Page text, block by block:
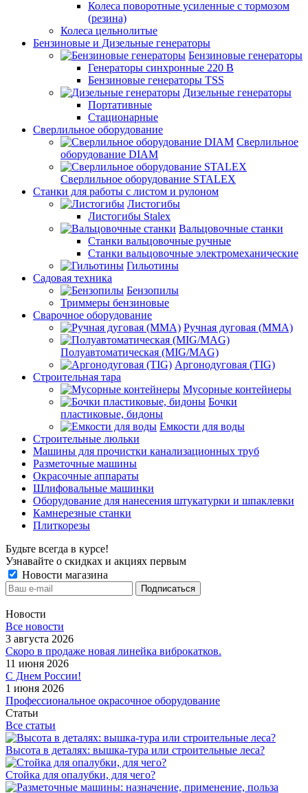
Колеса поворотные усиленные с тормозом
(резина)
Колеса цельнолитые
Бензиновые и Дизельные генераторы
Бензиновые генераторы
Генераторы синхронные 220 В
Бензиновые генераторы TSS
Дизельные генераторы
Портативные
Стационарные
Сверлильное оборудование
Сверлильное
оборудование DIAM
Сверлильное оборудование STALEX
Станки для работы с листом и рулоном
Листогибы
Листогибы Stalex
Вальцовочные станки
Станки вальцовочные ручные
Станки вальцовочные электромеханические
Гильотины
Садовая техника
Бензопилы
Триммеры бензиновые
Сварочное оборудование
Ручная дуговая (MMA)
Полуавтоматическая (MIG/MAG)
Аргонодуговая (TIG)
Строительная тара
Мусорные контейнеры
Бочки
пластиковые, бидоны
Емкости для воды
Строительные люльки
Машины для прочистки канализационных труб
Разметочные машины
Окрасочные аппараты
Шлифовальные машинки
Оборудование для нанесения штукатурки и шпаклевки
Камнерезные станки
Плиткорезы
Будьте всегда в курсе!
Узнавайте о скидках и акциях первым
Новости магазина
Новости
Все новости
3 августа 2026
Скоро в продаже новая линейка виброкатков.
11 июня 2026
С Днем России!
1 июня 2026
Профессиональное окрасочное оборудование
Статьи
Все статьи
Высота в деталях: вышка-тура или строительные леса?
Стойка для опалубки, для чего?